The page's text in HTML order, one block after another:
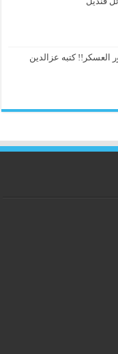
العسكر!! كتبه عزالدين